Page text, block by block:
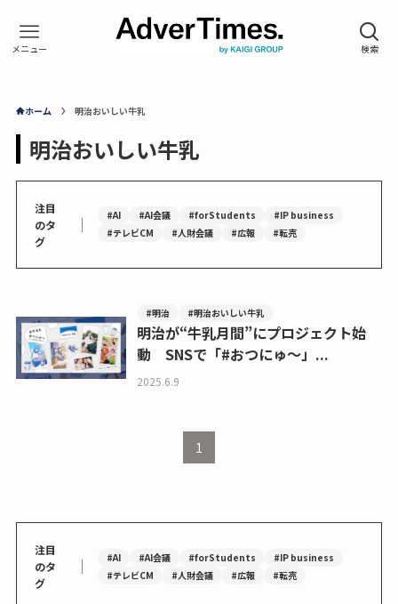
ホーム 明治おいしい牛乳
明治おいしい牛乳
注目
のタ
グ
｜ #AI #AI会議 #forStudents
#IP business
#テレビCM
#人財会議 #広報 #転売
#明治 #明治おいしい牛乳
明治が“牛乳月間”にプロジェクト始
動 SNSで「#おつにゅ～」...
2025.6.9
1
注目
のタ
グ
｜ #AI #AI会議 #forStudents
#IP business
#テレビCM
#人財会議 #広報 #転売